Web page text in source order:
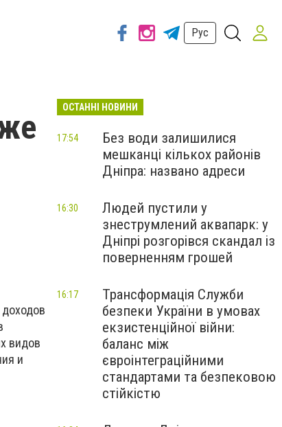
Рус
видов
и
ОСТАННІ НОВИНИ
Без води залишилися
мешканці кількох районів
Дніпра: названо адреси
17:54
Людей пустили у
знеструмлений аквапарк: у
Дніпрі розгорівся скандал із
поверненням грошей
16:30
Трансформація Служби
безпеки України в умовах
екзистенційної війни:
баланс між
євроінтеграційними
стандартами та безпековою
стійкістю
16:17